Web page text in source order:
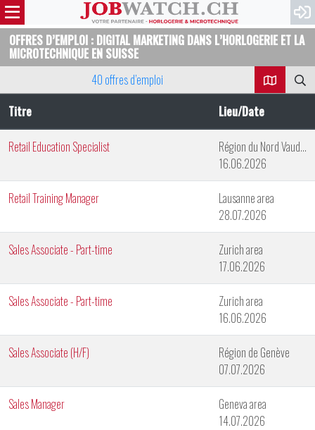
OFFRES D’EMPLOI : DIGITAL MARKETING DANS L’HORLOGERIE ET LA
MICROTECHNIQUE EN SUISSE
40 offres d’emploi
Titre
Lieu/Date
Retail Education Specialist
Région du Nord Vaudois
16.06.2026
Retail Training Manager
Lausanne area
28.07.2026
Sales Associate - Part-time
Zurich area
17.06.2026
Sales Associate - Part-time
Zurich area
16.06.2026
Sales Associate (H/F)
Région de Genève
07.07.2026
Sales Manager
Geneva area
14.07.2026